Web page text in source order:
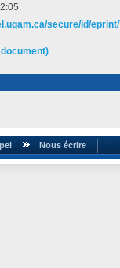
secure/id/
Nous écrire